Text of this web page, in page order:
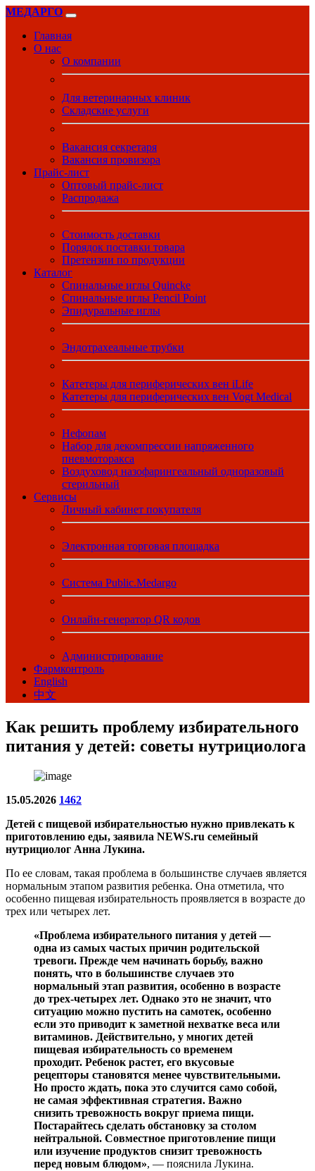
МЕДАРГО
Главная
О нас
О компании
Для ветеринарных клиник
Складские услуги
Вакансия секретаря
Вакансия провизора
Прайс-лист
Оптовый прайс-лист
Распродажа
Стоимость доставки
Порядок поставки товара
Претензии по продукции
Каталог
Спинальные иглы Quincke
Спинальные иглы Pencil Point
Эпидуральные иглы
Эндотрахеальные трубки
Катетеры для периферических вен iLife
Катетеры для периферических вен Vogt Medical
Нефопам
Набор для декомпрессии напряженного
пневмоторакса
Воздуховод назофарингеальный одноразовый
стерильный
Сервисы
Личный кабинет покупателя
Электронная торговая площадка
Система Public.Medargo
Онлайн-генератор QR кодов
Администрирование
Фармконтроль
English
中文
Как решить проблему избирательного
питания у детей: советы нутрициолога
15.05.2026 1462
Детей с пищевой избирательностью нужно привлекать к
приготовлению еды, заявила NEWS.ru семейный
нутрициолог Анна Лукина.
По ее словам, такая проблема в большинстве случаев является
нормальным этапом развития ребенка. Она отметила, что
особенно пищевая избирательность проявляется в возрасте до
трех или четырех лет.
«Проблема избирательного питания у детей —
одна из самых частых причин родительской
тревоги. Прежде чем начинать борьбу, важно
понять, что в большинстве случаев это
нормальный этап развития, особенно в возрасте
до трех-четырех лет. Однако это не значит, что
ситуацию можно пустить на самотек, особенно
если это приводит к заметной нехватке веса или
витаминов. Действительно, у многих детей
пищевая избирательность со временем
проходит. Ребенок растет, его вкусовые
рецепторы становятся менее чувствительными.
Но просто ждать, пока это случится само собой,
не самая эффективная стратегия. Важно
снизить тревожность вокруг приема пищи.
Постарайтесь сделать обстановку за столом
нейтральной. Совместное приготовление пищи
или изучение продуктов снизит тревожность
перед новым блюдом», — пояснила Лукина.